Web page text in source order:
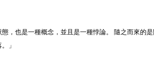
態，也是一種概念，並且是一種悖論。 隨之而來的
」